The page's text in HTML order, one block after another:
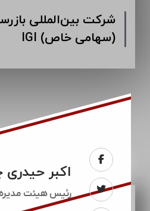
شرکت بین‌المللی
IGI (سهامی خاص)
اکبر حیدری
رئيس هیئت مدیره